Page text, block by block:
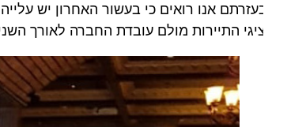
אנו רואים כי בעשור האחרון יש
התיירות מולם עובדת החברה לאורך